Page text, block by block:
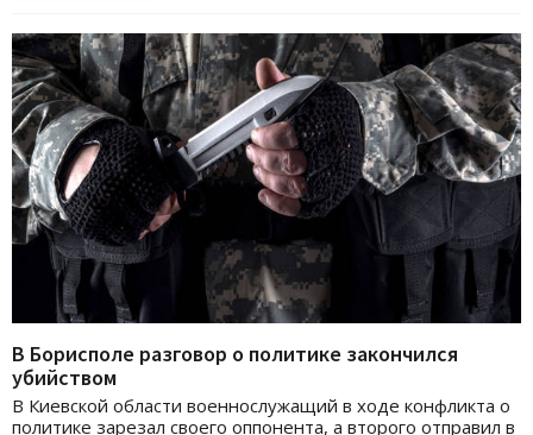
В Борисполе разговор о политике закончился
убийством
В Киевской области военнослужащий в ходе конфликта о
политике зарезал своего оппонента, а второго отправил в